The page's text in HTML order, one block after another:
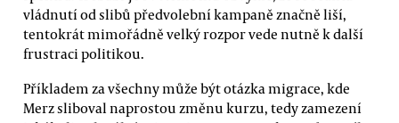
vládnutí od slibů předvolební kampaně značně liší,
tentokrát mimořádně velký rozpor vede nutně k další
frustraci politikou.
Příkladem za všechny může být otázka migrace, kde
Merz sliboval naprostou změnu kurzu, tedy zamezení